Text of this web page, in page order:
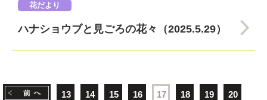
花だより
ハナショウブと見ごろの花々（2025.5.29）
13 14 15 16 17 18 19
20